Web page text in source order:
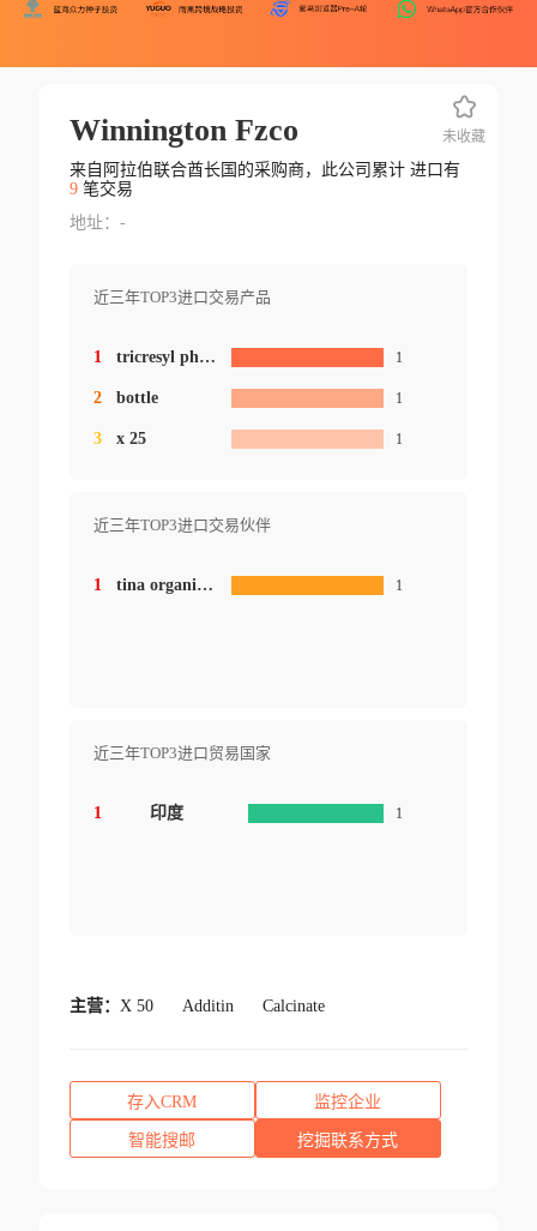
Winnington Fzco
来自阿拉伯联合酋长国的采购商，此公司累计 进口有
9笔交易
地址：-
近三年TOP3进口交易产品
1 tricresyl phosphate 1
2 bottle 1
3 x 25 1
近三年TOP3进口交易伙伴
1 tina organics pvt ltd. 1
近三年TOP3进口贸易国家
1 印度 1
未收藏
主营： X 50 Additin Calcinate
存入CRM 监控企业
智能搜邮 挖掘联系方式